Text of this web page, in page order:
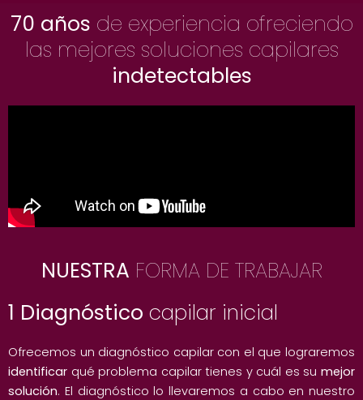
70 años de experiencia ofreciendo
las mejores soluciones capilares
indetectables
NUESTRA FORMA DE TRABAJAR
1 Diagnóstico capilar inicial
Ofrecemos un diagnóstico capilar con el que lograremos
identificar qué problema capilar tienes y cuál es su mejor
solución. El diagnóstico lo llevaremos a cabo en nuestro